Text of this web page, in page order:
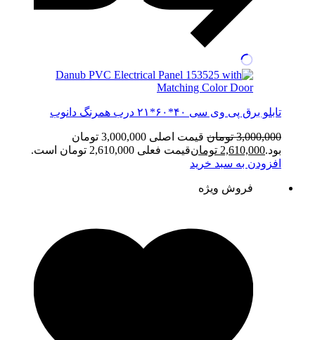
تابلو برق پی وی سی ۴۰*۶۰*۲۱ درب همرنگ دانوب
3,000,000 تومان
قیمت اصلی 3,000,000 تومان
بود.2,610,000 تومانقیمت فعلی 2,610,000 تومان است.
افزودن به سبد خرید
فروش ویژه